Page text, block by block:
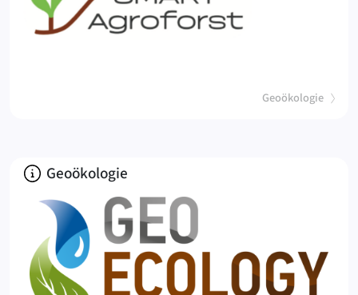
(Geoökologie)
Über
Geoökologie